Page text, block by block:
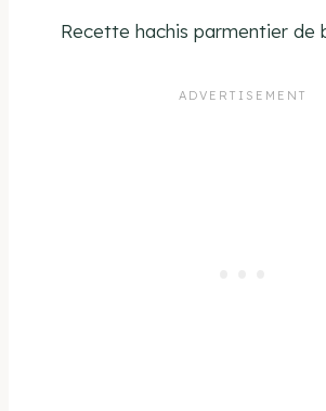
Recette hachis parmentier de